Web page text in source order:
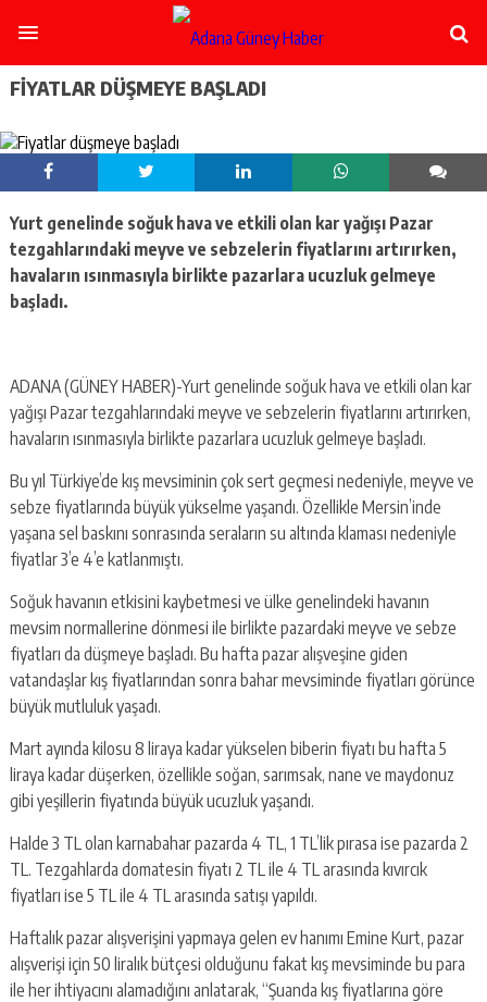
escort
ataşehir
escort
kadıköy
escort
ümraniye
escort
taksim
escort
beşiktaş
escort
kartal
escort
maltepe
escort
FIYATLAR DÜŞMEYE BAŞLADI
Yurt genelinde soğuk hava ve etkili olan kar yağışı Pazar
tezgahlarındaki meyve ve sebzelerin fiyatlarını artırırken,
havaların ısınmasıyla birlikte pazarlara ucuzluk gelmeye
başladı.
ADANA (GÜNEY HABER)-Yurt genelinde soğuk hava ve etkili olan kar
yağışı Pazar tezgahlarındaki meyve ve sebzelerin fiyatlarını artırırken,
havaların ısınmasıyla birlikte pazarlara ucuzluk gelmeye başladı.
Bu yıl Türkiye’de kış mevsiminin çok sert geçmesi nedeniyle, meyve ve
sebze fiyatlarında büyük yükselme yaşandı. Özellikle Mersin’inde
yaşana sel baskını sonrasında seraların su altında klaması nedeniyle
fiyatlar 3’e 4’e katlanmıştı.
Soğuk havanın etkisini kaybetmesi ve ülke genelindeki havanın
mevsim normallerine dönmesi ile birlikte pazardaki meyve ve sebze
fiyatları da düşmeye başladı. Bu hafta pazar alışveşine giden
vatandaşlar kış fiyatlarından sonra bahar mevsiminde fiyatları görünce
büyük mutluluk yaşadı.
Mart ayında kilosu 8 liraya kadar yükselen biberin fiyatı bu hafta 5
liraya kadar düşerken, özellikle soğan, sarımsak, nane ve maydonuz
gibi yeşillerin fiyatında büyük ucuzluk yaşandı.
Halde 3 TL olan karnabahar pazarda 4 TL, 1 TL’lik pırasa ise pazarda 2
TL. Tezgahlarda domatesin fiyatı 2 TL ile 4 TL arasında kıvırcık
fiyatları ise 5 TL ile 4 TL arasında satışı yapıldı.
Haftalık pazar alışverişini yapmaya gelen ev hanımı Emine Kurt, pazar
alışverişi için 50 liralık bütçesi olduğunu fakat kış mevsiminde bu para
ile her ihtiyacını alamadığını anlatarak, “Şuanda kış fiyatlarına göre